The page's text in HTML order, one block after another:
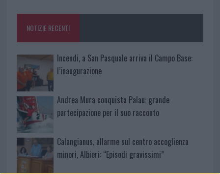
o
k
p
NOTIZIE RECENTI
Incendi, a San Pasquale arriva il Campo Base:
l’inaugurazione
Andrea Mura conquista Palau: grande
partecipazione per il suo racconto
Calangianus, allarme sul centro accoglienza
minori, Albieri: “Episodi gravissimi”